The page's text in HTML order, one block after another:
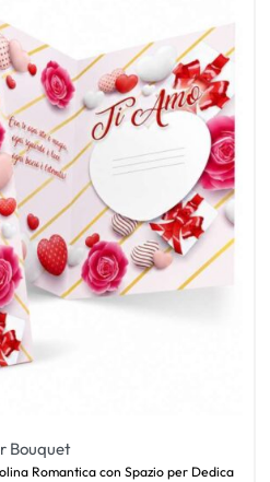
Bouquet
Romantica con Spazio per Dedica